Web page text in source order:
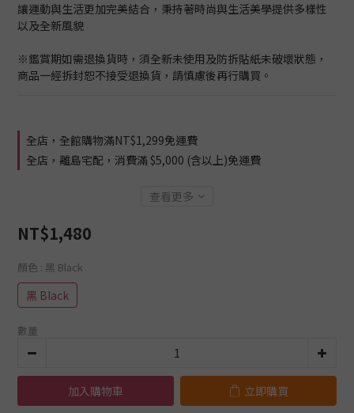
讓運動與生活更加完美結合，秉持著時尚與生活美學提供多樣性
以及全新風貌
※鑑賞期如需退換貨時，須全新未使用及防拆貼紙未破壞狀態，
商品一經拆封恕不接受退換貨，請慎慮後再行購買。
全店，全館購物滿NT$1,299免運費
全店，離島宅配，消費滿 $5,000 (含以上)免運費
查看更多
NT$1,480
顏色 : 黑 Black
黑 Black
數量
加入購物車 立即購買